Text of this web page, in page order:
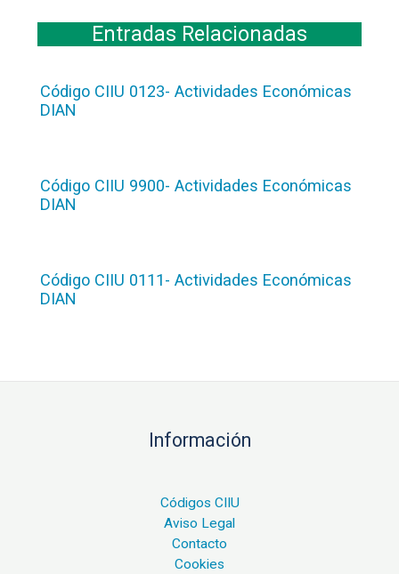
Entradas Relacionadas
Código CIIU 0123- Actividades Económicas
DIAN
Código CIIU 9900- Actividades Económicas
DIAN
Código CIIU 0111- Actividades Económicas
DIAN
Información
Códigos CIIU
Aviso Legal
Contacto
Cookies